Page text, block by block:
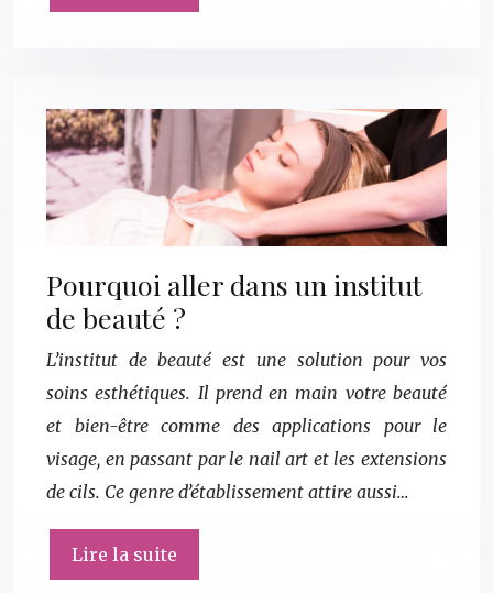
Pourquoi aller dans un institut
de beauté ?
L’institut de beauté est une solution pour vos
soins esthétiques. Il prend en main votre beauté
et bien-être comme des applications pour le
visage, en passant par le nail art et les extensions
de cils. Ce genre d’établissement attire aussi…
Lire la suite